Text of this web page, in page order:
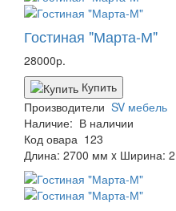
Гостиная "Марта-М"
28000р.
Купить
Производители SV мебель
Наличие: В наличии
Код овара 123
Длина: 2700 мм x Ширина: